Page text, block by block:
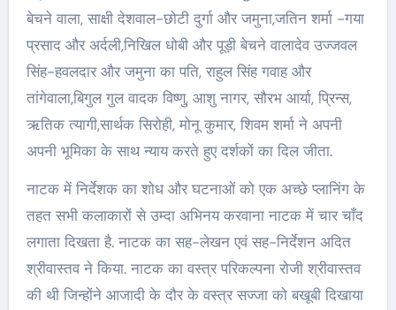
बेचने वाला, साक्षी देशवाल-छोटी दुर्गा और जमुना,जतिन शर्मा -गया
प्रसाद और अर्दली,निखिल धोबी और पूड़ी बेचने वालादेव उज्जवल
सिंह-हवलदार और जमुना का पति, राहुल सिंह गवाह और
तांगेवाला,बिगुल गुल वादक विष्णु, आशु नागर, सौरभ आर्या, प्रिन्स,
ऋतिक त्यागी,सार्थक सिरोही, मोनू कुमार, शिवम शर्मा ने अपनी
अपनी भूमिका के साथ न्याय करते हुए दर्शकों का दिल जीता.
नाटक में निर्देशक का शोध और घटनाओं को एक अच्छे प्लानिंग के
तहत सभी कलाकारों से उम्दा अभिनय करवाना नाटक में चार चाँद
लगाता दिखता है. नाटक का सह-लेखन एवं सह-निर्देशन अदित
श्रीवास्तव ने किया. नाटक का वस्त्र परिकल्पना रोजी श्रीवास्तव
की थी जिन्होंने आजादी के दौर के वस्त्र सज्जा को बखूबी दिखाया